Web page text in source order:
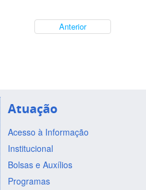
Anterior
Atuação
Acesso à Informação
Institucional
Bolsas e Auxílios
Programas